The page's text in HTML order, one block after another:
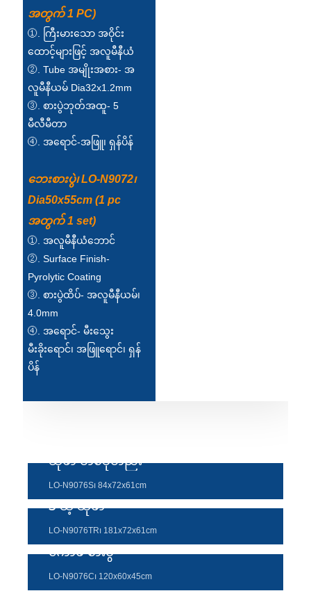
အတွက် 1 PC)
①. ကြီးမားသော အဝိုင်း
ထောင့်များဖြင့် အလူမီနီယံ
②. Tube အမျိုးအစား- အ
လူမီနီယမ် Dia32x1.2mm
③. စားပွဲဘုတ်အထူ- 5
မီလီမီတာ
④. အရောင်-အဖြူ၊ ရှန်ပိန်
ဘေးစားပွဲ၊ LO-N9072၊
Dia50x55cm (1 pc
အတွက် 1 set)
①. အလူမီနီယံဘောင်
②. Surface Finish-
Pyrolytic Coating
③. စားပွဲထိပ်- အလူမီနီယမ်၊
4.0mm
④. အရောင်- မီးသွေး
မီးခိုးရောင်၊ အဖြူရောင်၊ ရှန်
ပိန်
ဆိုဖာ တစ်ခုတည်း
LO-N9076S၊ 84x72x61cm
3 ဆံ့ ဆိုဖာ
LO-N9076TR၊ 181x72x61cm
ကော်ဖီ စားပွဲ
LO-N9076C၊ 120x60x45cm